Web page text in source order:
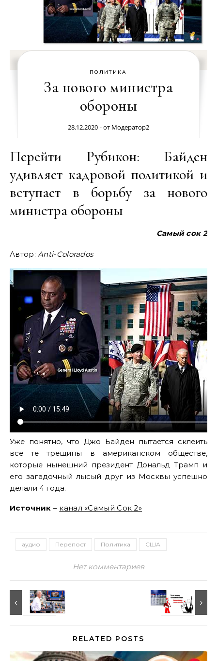
ПОЛИТИКА
За нового министра
обороны
28.12.2020 - от Модератор2
Перейти Рубикон: Байден
удивляет кадровой политикой и
вступает в борьбу за нового
министра обороны
Самый сок 2
Автор:Anti-Colorados
Уже понятно, что Джо Байден пытается склеить
все те трещины в американском обществе,
которые нынешний президент Дональд Трамп и
его загадочный лысый друг из Москвы успешно
делали 4 года.
Источник – канал «Самый Сок 2»
аудио Перепост Политика США
Нет комментариев
RELATED POSTS